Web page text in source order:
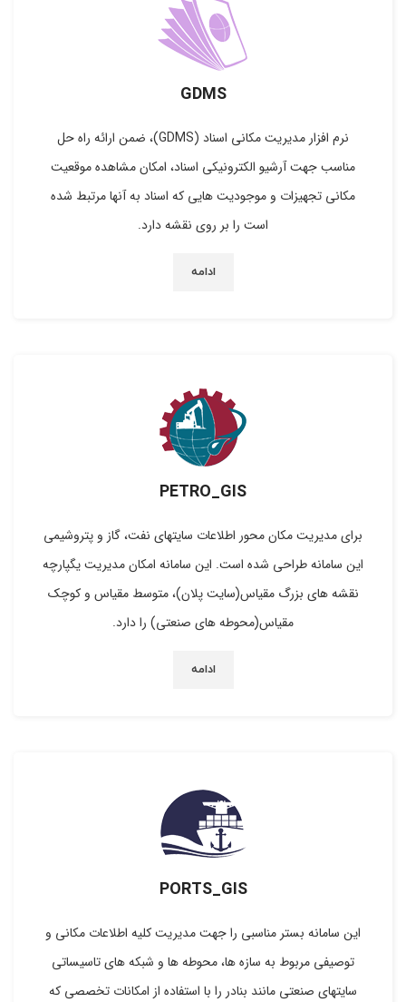
GDMS
نرم افزار مدیریت مکانی اسناد (GDMS)، ضمن ارائه راه حل
مناسب جهت آرشیو الکترونیکی اسناد، امکان مشاهده موقعیت
مکانی تجهیزات و موجودیت هایی که اسناد به آنها مرتبط شده
است را بر روی نقشه دارد.
ادامه
PETRO_GIS
برای مدیریت مکان محور اطلاعات سایتهای نفت، گاز و پتروشیمی
این سامانه طراحی شده است. این سامانه امکان مدیریت یگپارچه
نقشه های بزرگ مقیاس(سایت پلان)، متوسط مقیاس و کوچک
مقیاس(محوطه های صنعتی) را دارد.
ادامه
PORTS_GIS
این سامانه بستر مناسبی را جهت مدیریت کلیه اطلاعات مکانی و
توصیفی مربوط به سازه ها، محوطه ها و شبکه های تاسیساتی
سایتهای صنعتی مانند بنادر را با استفاده از امکانات تخصصی که